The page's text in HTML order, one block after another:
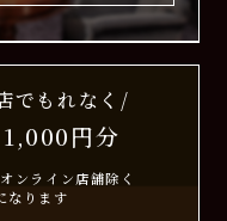
でもれなく/
円分
ンライン店舗除く
なります